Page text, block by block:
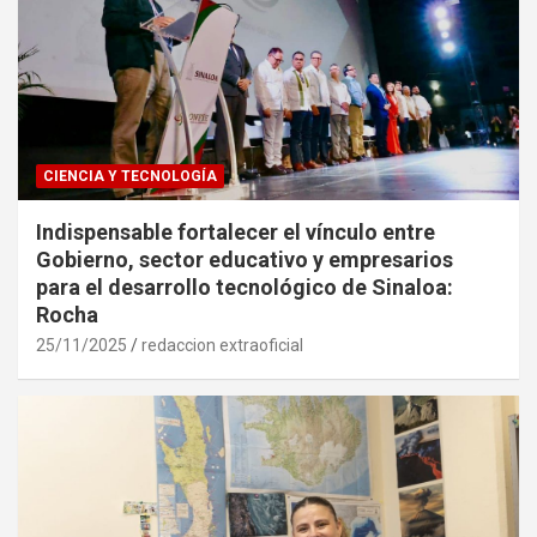
CIENCIA Y TECNOLOGÍA
Indispensable fortalecer el vínculo entre
Gobierno, sector educativo y empresarios
para el desarrollo tecnológico de Sinaloa:
Rocha
25/11/2025 redaccion extraoficial